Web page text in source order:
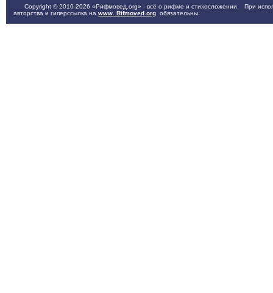
Copyright © 2010-2026 «Рифмовед.org» - всё о рифме и стихосложении. При
авторства и гиперссылка на www. Rifmoved.org обязательны.